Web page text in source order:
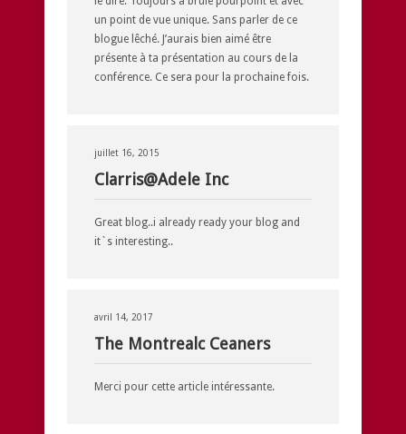
un point de vue unique. Sans parler de ce
blogue lêché. J’aurais bien aimé être
présente à ta présentation au cours de la
conférence. Ce sera pour la prochaine fois.
juillet 16, 2015
Clarris@Adele Inc
Great blog..i already ready your blog and
it`s interesting..
avril 14, 2017
The Montrealc Ceaners
Merci pour cette article intéressante.